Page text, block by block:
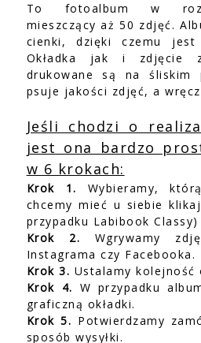
To fotoalbum w
mieszczący aż 50 zdjęć.
cienki, dzięki czemu jest
Okładka jak i zdjęcie
drukowane są na śliskim
psuje jakości zdjęć, a
Jeśli chodzi o
jest ona bardzo
w 6 krokach:
Krok 1. Wybieramy,
chcemy mieć u siebie
przypadku Labibook Classy)
Krok 2. Wgrywamy
Instagrama czy Facebooka.
Krok 3. Ustalamy kolejność
Krok 4. W przypadku
graficzną okładki.
Krok 5. Potwierdzamy
sposób wysyłki.